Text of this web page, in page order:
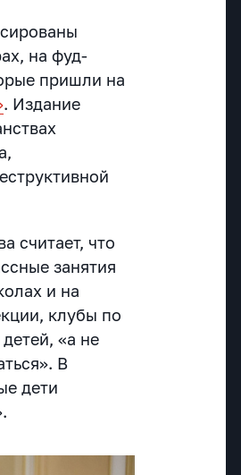
на фуд-
пришли на
. Издание
считает, что
занятия
и на
клубы по
«а не
В
дети